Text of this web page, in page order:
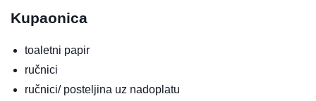
Kupaonica
toaletni papir
ručnici
ručnici/ posteljina uz nadoplatu